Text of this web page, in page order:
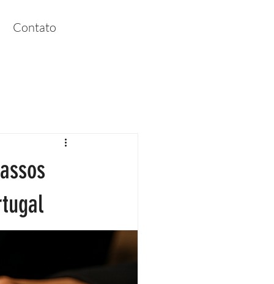
Contato